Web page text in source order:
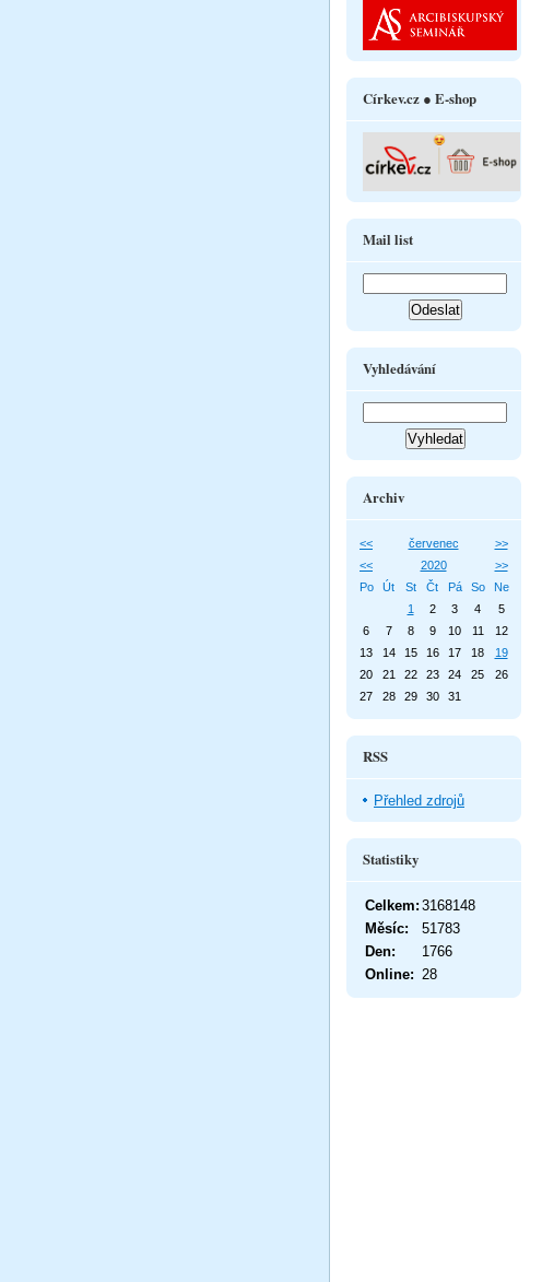
Církev.cz ● E-shop
Mail list
Vyhledávání
Archiv
<< červenec
>>
<<
2020
>>
Po
Út St Čt Pá So
Ne
1
2 3 4
5
6
7 8 9 10 11
12
13
14 15 16 17 18
19
20
21 22 23 24 25
26
27
28 29 30 31
RSS
Přehled zdrojů
Statistiky
Online: 28
Celkem: 3168148
Měsíc:
51783
Den:
1766